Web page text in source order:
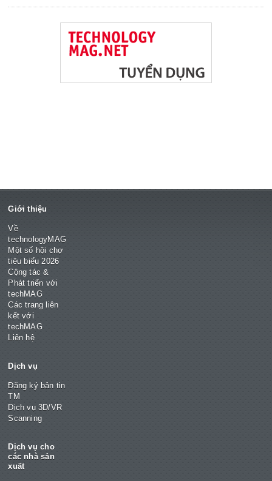
Giới thiệu
Về
technologyMAG
Một số hội chợ
tiêu biểu 2026
Cộng tác &
Phát triển với
techMAG
Các trang liên
kết với
techMAG
Liên hệ
Dịch vụ
Đăng ký bản tin
TM
Dịch vụ 3D/VR
Scanning
Dịch vụ cho
các nhà sản
xuất